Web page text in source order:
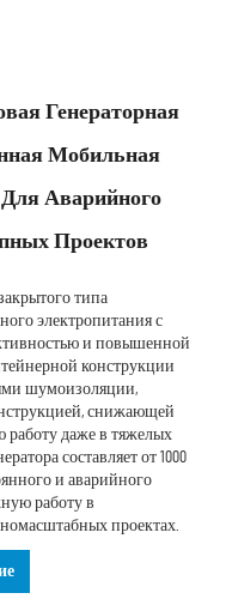
Генераторная
Мобильная
Аварийного
Проектов
типа
электропитания с
и повышенной
конструкции
шумоизоляции,
снижающей
работу даже в тяжелых
составляет от 1000
и аварийного
работу в
проектах.